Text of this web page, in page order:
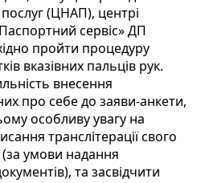
(ЦНАП), центрі
сервіс» ДП
пройти процедуру
вказівних пальців рук.
внесення
про себе до заяви-анкети,
особливу увагу на
транслітерації свого
(за умови надання
та засвідчити